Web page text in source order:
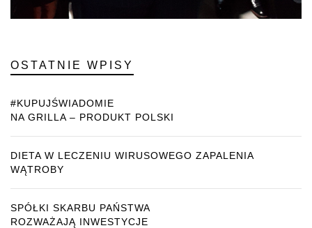
OSTATNIE WPISY
#KUPUJŚWIADOMIE
NA GRILLA – PRODUKT POLSKI
DIETA W LECZENIU WIRUSOWEGO ZAPALENIA
WĄTROBY
SPÓŁKI SKARBU PAŃSTWA
ROZWAŻAJĄ INWESTYCJE